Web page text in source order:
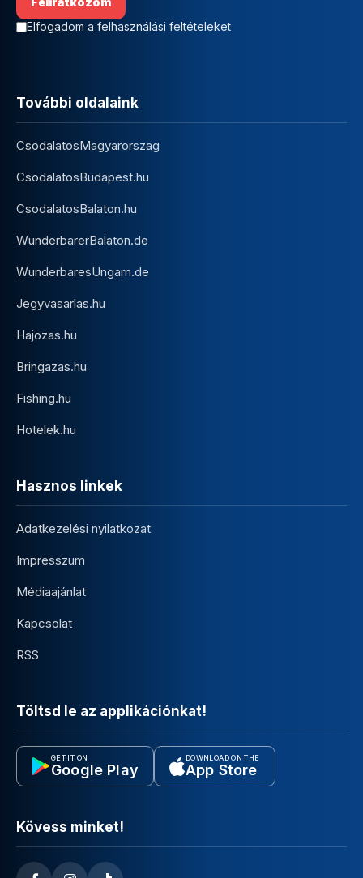
Elfogadom a felhasználási feltételeket
További oldalaink
CsodalatosMagyarorszag
CsodalatosBudapest.hu
CsodalatosBalaton.hu
WunderbarerBalaton.de
WunderbaresUngarn.de
Jegyvasarlas.hu
Hajozas.hu
Bringazas.hu
Fishing.hu
Hotelek.hu
Hasznos linkek
Adatkezelési nyilatkozat
Impresszum
Médiaajánlat
Kapcsolat
RSS
Töltsd le az applikációnkat!
GET IT ON
Google Play
DOWNLOAD ON THE
App Store
Kövess minket!